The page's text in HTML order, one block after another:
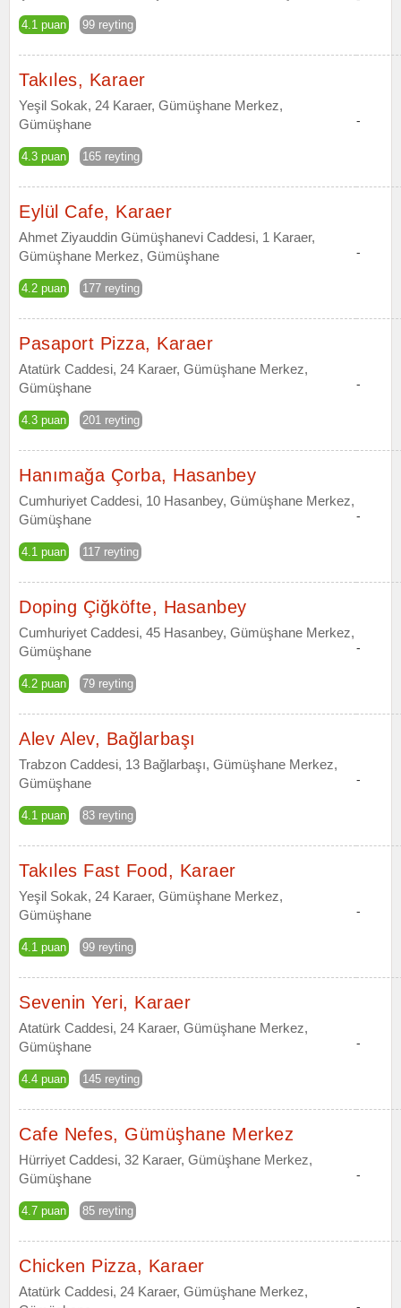
4.1 puan 99 reyting
Takıles, Karaer
Yeşil Sokak, 24 Karaer, Gümüşhane Merkez,
Gümüşhane
4.3 puan 165 reyting
-
Eylül Cafe, Karaer
Ahmet Ziyauddin Gümüşhanevi Caddesi, 1 Karaer,
Gümüşhane Merkez, Gümüşhane
4.2 puan 177 reyting
-
Pasaport Pizza, Karaer
Atatürk Caddesi, 24 Karaer, Gümüşhane Merkez,
Gümüşhane
4.3 puan 201 reyting
-
Hanımağa Çorba, Hasanbey
Cumhuriyet Caddesi, 10 Hasanbey, Gümüşhane Merkez,
Gümüşhane
4.1 puan 117 reyting
-
Doping Çiğköfte, Hasanbey
Cumhuriyet Caddesi, 45 Hasanbey, Gümüşhane Merkez,
Gümüşhane
4.2 puan 79 reyting
-
Alev Alev, Bağlarbaşı
Trabzon Caddesi, 13 Bağlarbaşı, Gümüşhane Merkez,
Gümüşhane
4.1 puan 83 reyting
-
Takıles Fast Food, Karaer
Yeşil Sokak, 24 Karaer, Gümüşhane Merkez,
Gümüşhane
4.1 puan 99 reyting
-
Sevenin Yeri, Karaer
Atatürk Caddesi, 24 Karaer, Gümüşhane Merkez,
Gümüşhane
4.4 puan 145 reyting
-
Cafe Nefes, Gümüşhane Merkez
Hürriyet Caddesi, 32 Karaer, Gümüşhane Merkez,
Gümüşhane
4.7 puan 85 reyting
-
Chicken Pizza, Karaer
Atatürk Caddesi, 24 Karaer, Gümüşhane Merkez,